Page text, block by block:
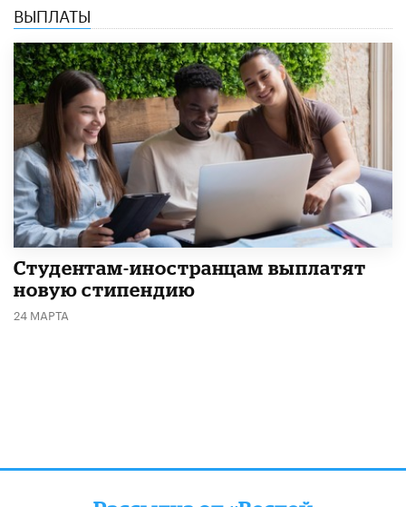
ВЫПЛАТЫ
Студентам-иностранцам выплатят
новую стипендию
24 МАРТА